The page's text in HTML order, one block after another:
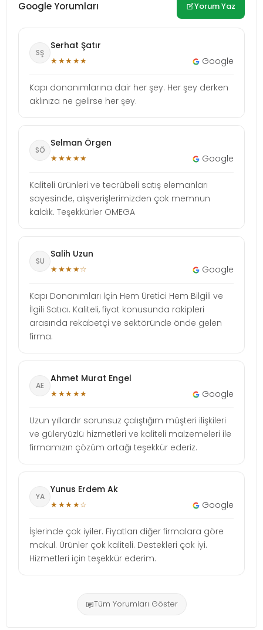
Google Yorumları Yorum Yaz
SŞ
Serhat Şatır
★★★★★ Google
Kapı donanımlarına dair her şey. Her şey derken
aklınıza ne gelirse her şey.
SÖ
Selman Örgen
★★★★★ Google
Kaliteli ürünleri ve tecrübeli satış elemanları
sayesinde, alışverişlerimizden çok memnun
kaldık. Teşekkürler OMEGA
SU
Salih Uzun
★★★★☆ Google
Kapı Donanımları İçin Hem Üretici Hem Bilgili ve
İlgili Satıcı. Kaliteli, fiyat konusunda rakipleri
arasında rekabetçi ve sektöründe önde gelen
firma.
AE
Ahmet Murat Engel
★★★★★ Google
Uzun yıllardır sorunsuz çalıştığım müşteri ilişkileri
ve güleryüzlü hizmetleri ve kaliteli malzemeleri ile
firmamızın çözüm ortağı teşekkür ederiz.
YA
Yunus Erdem Ak
★★★★☆ Google
İşlerinde çok iyiler. Fiyatları diğer firmalara göre
makul. Ürünler çok kaliteli. Destekleri çok iyi.
Hizmetleri için teşekkür ederim.
Tüm Yorumları Göster